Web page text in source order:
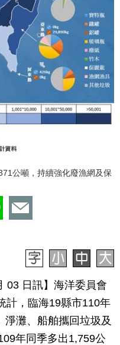
公噸，持續強化廢漁網及保
03 日訊】海洋委員會
計，臨海19縣市110年
灘、船舶攜回垃圾及
年同季多出1,759公